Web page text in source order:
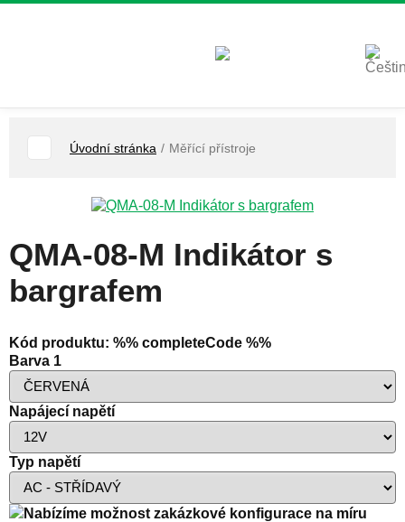
Úvodní stránka / Měřící přístroje
QMA-08-M Indikátor s
bargrafem
Kód produktu: %% completeCode %%
Barva 1
Napájecí napětí
Typ napětí
Nabízíme možnost zakázkové konfigurace na míru